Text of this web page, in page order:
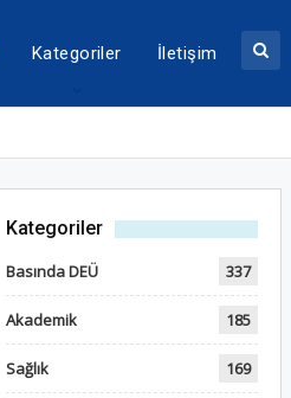
Kategoriler İletişim
Kategoriler
Basında DEÜ 337
Akademik 185
Sağlık 169